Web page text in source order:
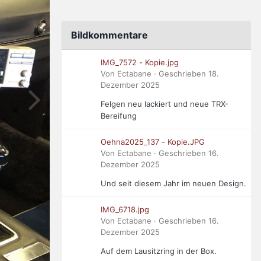
Bildkommentare
IMG_7572 - Kopie.jpg
Von Ectabane · Geschrieben 18.
Dezember 2025
Felgen neu lackiert und neue TRX-
Bereifung
Oehna2025_137 - Kopie.JPG
Von Ectabane · Geschrieben 16.
Dezember 2025
Und seit diesem Jahr im neuen Design.
IMG_6718.jpg
Von Ectabane · Geschrieben 16.
Dezember 2025
Auf dem Lausitzring in der Box.